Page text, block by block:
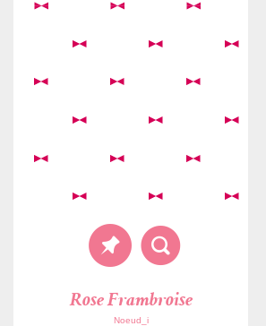
Rose Frambroise
Noeud_i